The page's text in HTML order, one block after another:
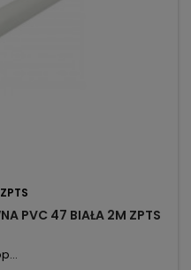
ZPTS
PVC 47 BIAŁA 2M ZPTS